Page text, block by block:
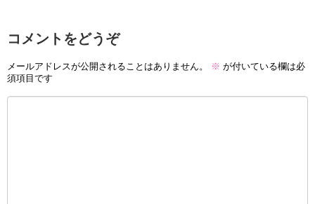
コメントをどうぞ
メールアドレスが公開されることはありません。 ※ が付いている欄は必
須項目です